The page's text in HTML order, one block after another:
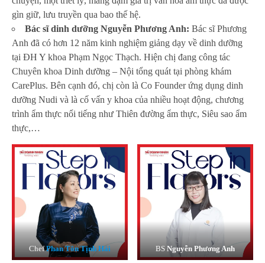
gìn giữ, lưu truyền qua bao thế hệ.
Bác sĩ dinh dưỡng Nguyễn Phương Anh: Bác sĩ Phương
Anh đã có hơn 12 năm kinh nghiệm giảng dạy về dinh dưỡng
tại ĐH Y khoa Phạm Ngọc Thạch. Hiện chị đang công tác
Chuyên khoa Dinh dưỡng – Nội tổng quát tại phòng khám
CarePlus. Bên cạnh đó, chị còn là Co Founder ứng dụng dinh
dưỡng Nudi và là cố vấn y khoa của nhiều hoạt động, chương
trình ẩm thực nổi tiếng như Thiên đường ẩm thực, Siêu sao ẩm
thực,…
ChefPhan Tôn Tịnh Hải BS Nguyễn Phương Anh